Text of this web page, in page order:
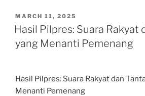
POSTED
ON
MARCH 11, 2025
Hasil Pilpres: Suara Rakyat
yang Menanti Pemenang
Hasil Pilpres: Suara Rakyat dan
Menanti Pemenang